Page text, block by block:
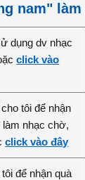
nam"
dụng dv nhạc
click vào
tôi để nhận
làm nhạc chờ,
click vào đây
để nhận quà